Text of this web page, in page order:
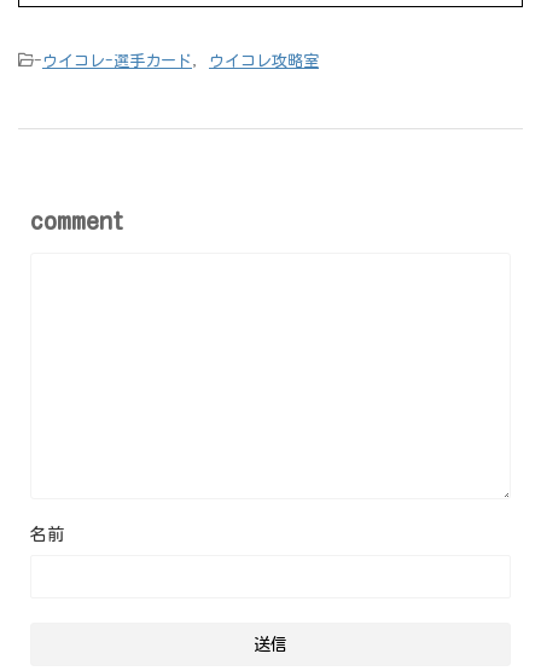
-ウイコレ-選手カード, ウイコレ攻略室
comment
名前